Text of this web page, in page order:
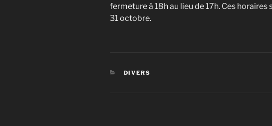
fermeture à 18h au lieu de 17h. Ces horaires
31 octobre.
CATÉGORIES
DIVERS